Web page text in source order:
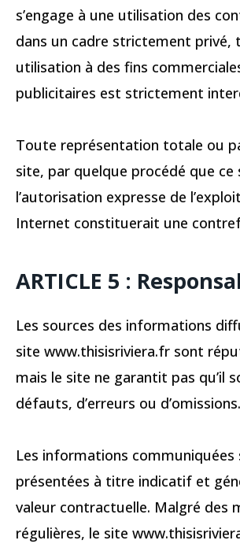
s’engage à une utilisation des
dans un cadre strictement privé,
utilisation à des fins
publicitaires est strictement
Toute représentation totale ou
site, par quelque procédé que ce
l’autorisation expresse de
Internet constituerait une
ARTICLE 5 :
Les sources des informations
site www.thisisriviera.fr sont
mais le site ne garantit pas qu’il
défauts, d’erreurs ou d’omissions.
Les informations communiquées
présentées à titre indicatif et
valeur contractuelle. Malgré des
régulières, le site